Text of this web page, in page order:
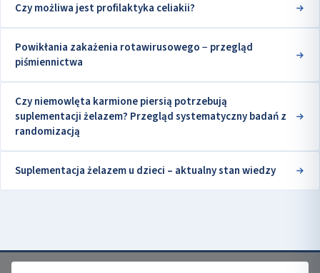
Czy możliwa jest profilaktyka celiakii?
Powikłania zakażenia rotawirusowego − przegląd
piśmiennictwa
Czy niemowlęta karmione piersią potrzebują
suplementacji żelazem? Przegląd systematyczny badań z
randomizacją
Suplementacja żelazem u dzieci – aktualny stan wiedzy